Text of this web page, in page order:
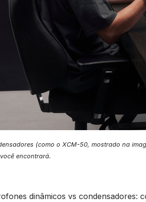
(como o XCM-50, mostrado na
encontrará.
dinâmicos vs condensadores: